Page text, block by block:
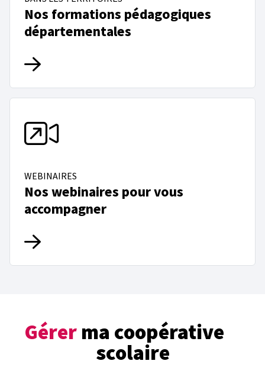
Nos formations pédagogiques
départementales
WEBINAIRES
Nos webinaires pour vous
accompagner
Gérerma coopérative
scolaire